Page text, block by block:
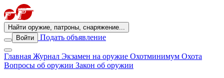
Найти оружие, патроны, снаряжение...
Войти
Подать объявление
Главная Журнал Экзамен на оружие Охотминимум Охота
Вопросы об оружии Закон об оружии